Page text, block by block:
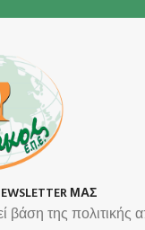
ΜΑΣ
βάση της πολιτικής